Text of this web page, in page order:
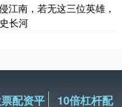
江南，若无这三位英雄，
长河
配资平 10倍杠杆配